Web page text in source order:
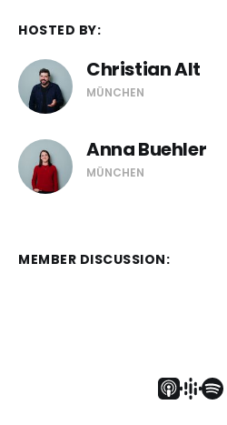
HOSTED BY:
Christian Alt
MÜNCHEN
Anna Buehler
MÜNCHEN
MEMBER DISCUSSION: